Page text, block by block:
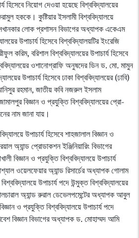
হিসেবে নিয়োগ দেওয়া হয়েছে বিশ্ববিদ্যালয়ের
হককে। কুষ্টিয়ার ইসলামী বিশ্ববিদ্যালয়ে
লোক প্রশাসন বিভাগের অধ্যাপক একেএম
উপাচার্য হিসেবে বিশ্ববিদ্যালয়টির ইংরেজি
করিম, বরিশাল বিশ্ববিদ্যালয়ের উপাচার্য হিসেবে
ওশানোগ্রাফি অনুষদের ডিন ড. মো. মামুন
উপাচার্য হিসেবে ঢাকা বিশ্ববিদ্যালয়ের (ঢাবি)
রহমান, জাতীয় কবি নজরুল ইসলাম
বিজ্ঞান ও প্রযুক্তি বিশ্ববিদ্যালয়ের প্রো-
নাম জানা যায়।
উপাচার্য হিসেবে শাহজালাল বিজ্ঞান ও
অ্যান্ড প্রোডাকশন ইঞ্জিনিয়ারিং বিভাগের
বিজ্ঞান ও প্রযুক্তি বিশ্ববিদ্যালয়ে উপাচার্য
ওয়েলফেয়ার অ্যান্ড রিসার্চের অধ্যাপক গোলাম
উপাচার্য পদে উন্মুক্ত বিশ্ববিদ্যালয়ের
অ্যান্ড রুরাল ডেভেলপমেন্টের অধ্যাপক আবুল
ও প্রযুক্তি বিশ্ববিদ্যালয়ে উপাচার্য পদে
বিজ্ঞান বিভাগের অধ্যাপক ড. মোহাম্মদ আমি